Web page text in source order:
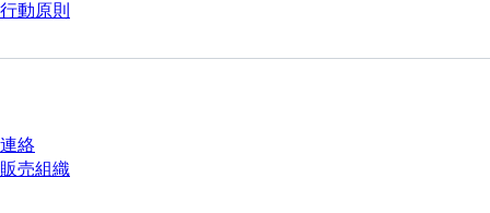
行動原則
連絡
販売組織